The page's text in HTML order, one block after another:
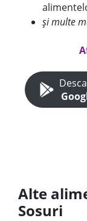
și multe
Alte
Sosuri